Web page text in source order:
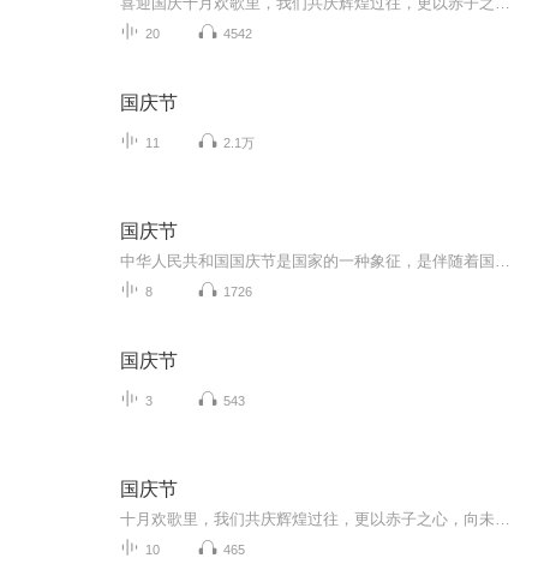
20 4542
国庆节
11 2.1万
国庆节
8 1726
国庆节
3 543
国庆节
10 465